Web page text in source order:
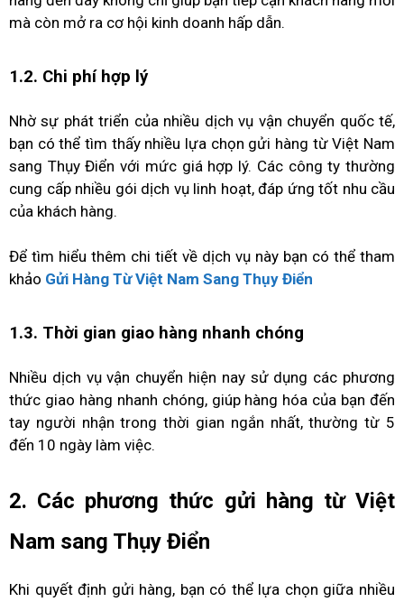
mà còn mở ra cơ hội kinh doanh hấp dẫn.
1.2. Chi phí hợp lý
Nhờ sự phát triển của nhiều dịch vụ vận chuyển quốc tế,
bạn có thể tìm thấy nhiều lựa chọn gửi hàng từ Việt Nam
sang Thụy Điển với mức giá hợp lý. Các công ty thường
cung cấp nhiều gói dịch vụ linh hoạt, đáp ứng tốt nhu cầu
của khách hàng.
Để tìm hiểu thêm chi tiết về dịch vụ này bạn có thể tham
khảo Gửi Hàng Từ Việt Nam Sang Thụy Điển
1.3. Thời gian giao hàng nhanh chóng
Nhiều dịch vụ vận chuyển hiện nay sử dụng các phương
thức giao hàng nhanh chóng, giúp hàng hóa của bạn đến
tay người nhận trong thời gian ngắn nhất, thường từ 5
đến 10 ngày làm việc.
2. Các phương thức gửi hàng từ Việt
Nam sang Thụy Điển
Khi quyết định gửi hàng, bạn có thể lựa chọn giữa nhiều